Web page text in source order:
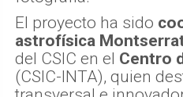
El proyecto ha sido
astrofísica
del CSIC en el Centro
(CSIC-INTA), quien